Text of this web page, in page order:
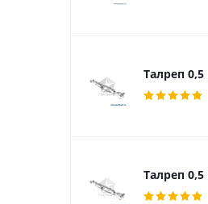
Талреп
Талреп 0,5